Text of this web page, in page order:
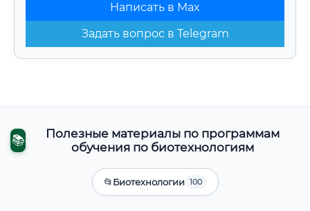
Написать в Max
Задать вопрос в Telegram
📚
Полезные материалы по программам
обучения по биотехнологиям
📂Биотехнологии 100